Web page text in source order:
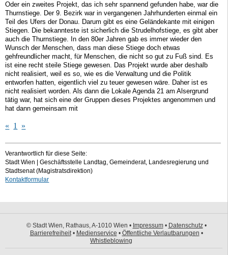
Oder ein zweites Projekt, das ich sehr spannend gefunden habe, war die
Thurnstiege. Der 9. Bezirk war in vergangenen Jahrhunderten einmal ein
Teil des Ufers der Donau. Darum gibt es eine Geländekante mit einigen
Stiegen. Die bekannteste ist sicherlich die Strudelhofstiege, es gibt aber
auch die Thurnstiege. In den 80er Jahren gab es immer wieder den
Wunsch der Menschen, dass man diese Stiege doch etwas
gehfreundlicher macht, für Menschen, die nicht so gut zu Fuß sind. Es
ist eine recht steile Stiege gewesen. Das Projekt wurde aber deshalb
nicht realisiert, weil es so, wie es die Verwaltung und die Politik
entworfen hatten, eigentlich viel zu teuer gewesen wäre. Daher ist es
nicht realisiert worden. Als dann die Lokale Agenda 21 am Alsergrund
tätig war, hat sich eine der Gruppen dieses Projektes angenommen und
hat dann gemeinsam mit
« 1 »
Verantwortlich für diese Seite:
Stadt Wien | Geschäftsstelle Landtag, Gemeinderat, Landesregierung und
Stadtsenat (Magistratsdirektion)
Kontaktformular
© Stadt Wien, Rathaus, A-1010 Wien • Impressum• Datenschutz•
Barrierefreiheit• Medienservice • Öffentliche Verlautbarungen •
Whistleblowing